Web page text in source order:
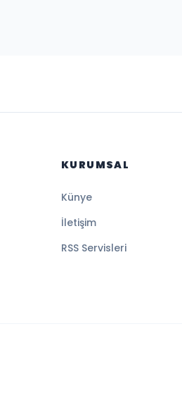
KURUMSAL
Künye
İletişim
RSS Servisleri